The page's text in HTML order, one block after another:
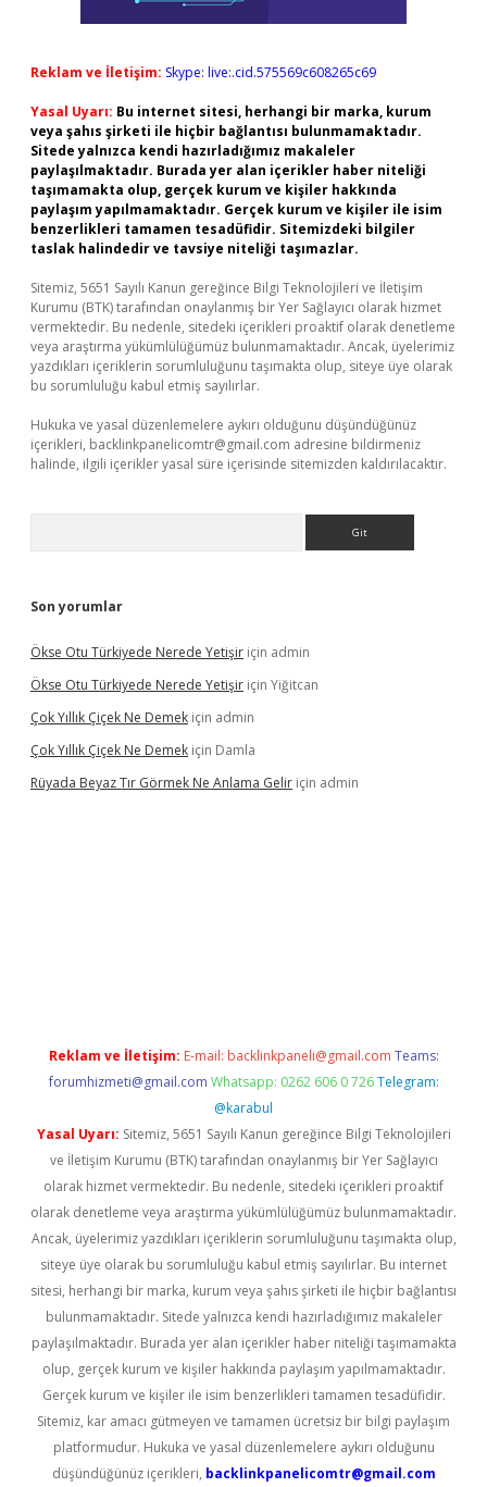
Reklam ve İletişim: Skype: live:.cid.575569c608265c69
Yasal Uyarı: Bu internet sitesi, herhangi bir marka, kurum
veya şahıs şirketi ile hiçbir bağlantısı bulunmamaktadır.
Sitede yalnızca kendi hazırladığımız makaleler
paylaşılmaktadır. Burada yer alan içerikler haber niteliği
taşımamakta olup, gerçek kurum ve kişiler hakkında
paylaşım yapılmamaktadır. Gerçek kurum ve kişiler ile isim
benzerlikleri tamamen tesadüfidir. Sitemizdeki bilgiler
taslak halindedir ve tavsiye niteliği taşımazlar.
Sitemiz, 5651 Sayılı Kanun gereğince Bilgi Teknolojileri ve İletişim
Kurumu (BTK) tarafından onaylanmış bir Yer Sağlayıcı olarak hizmet
vermektedir. Bu nedenle, sitedeki içerikleri proaktif olarak denetleme
veya araştırma yükümlülüğümüz bulunmamaktadır. Ancak, üyelerimiz
yazdıkları içeriklerin sorumluluğunu taşımakta olup, siteye üye olarak
bu sorumluluğu kabul etmiş sayılırlar.
Hukuka ve yasal düzenlemelere aykırı olduğunu düşündüğünüz
içerikleri, backlinkpanelicomtr@gmail.com adresine bildirmeniz
halinde, ilgili içerikler yasal süre içerisinde sitemizden kaldırılacaktır.
Son yorumlar
Ökse Otu Türkiyede Nerede Yetişir için admin
Ökse Otu Türkiyede Nerede Yetişir için Yiğitcan
Çok Yıllık Çiçek Ne Demek için admin
Çok Yıllık Çiçek Ne Demek için Damla
Rüyada Beyaz Tır Görmek Ne Anlama Gelir için admin
Reklam ve İletişim: E-mail: backlinkpaneli@gmail.com Teams:
forumhizmeti@gmail.com Whatsapp: 0262 606 0 726 Telegram:
@karabul
Yasal Uyarı: Sitemiz, 5651 Sayılı Kanun gereğince Bilgi Teknolojileri
ve İletişim Kurumu (BTK) tarafından onaylanmış bir Yer Sağlayıcı
olarak hizmet vermektedir. Bu nedenle, sitedeki içerikleri proaktif
olarak denetleme veya araştırma yükümlülüğümüz bulunmamaktadır.
Ancak, üyelerimiz yazdıkları içeriklerin sorumluluğunu taşımakta olup,
siteye üye olarak bu sorumluluğu kabul etmiş sayılırlar. Bu internet
sitesi, herhangi bir marka, kurum veya şahıs şirketi ile hiçbir bağlantısı
bulunmamaktadır. Sitede yalnızca kendi hazırladığımız makaleler
paylaşılmaktadır. Burada yer alan içerikler haber niteliği taşımamakta
olup, gerçek kurum ve kişiler hakkında paylaşım yapılmamaktadır.
Gerçek kurum ve kişiler ile isim benzerlikleri tamamen tesadüfidir.
Sitemiz, kar amacı gütmeyen ve tamamen ücretsiz bir bilgi paylaşım
platformudur. Hukuka ve yasal düzenlemelere aykırı olduğunu
düşündüğünüz içerikleri, backlinkpanelicomtr@gmail.com